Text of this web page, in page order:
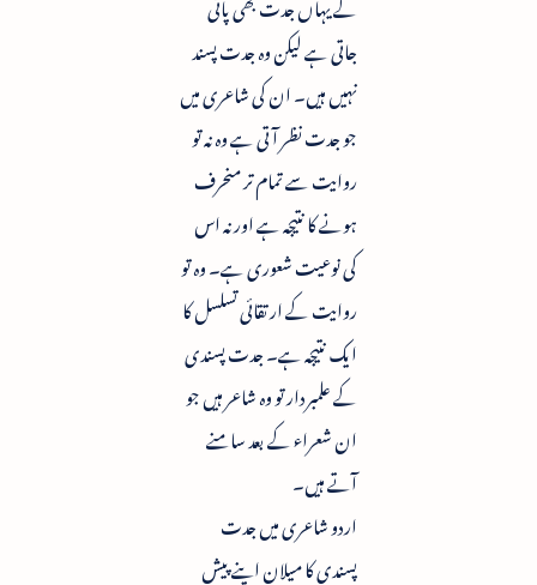
جاتی ہے لیکن وہ جدت پسند
نہیں ہیں۔ ان کی شاعری میں
جو جدت نظر آتی ہے وہ نہ تو
روایت سے تمام تر منحرف
ہونے کا نتیجہ ہے اور نہ اس
کی نوعیت شعوری ہے۔ وہ تو
روایت کے ارتقائی تسلسل کا
ایک نتیجہ ہے۔ جدت پسندی
کے علمبردار تو وہ شاعر ہیں جو
ان شعراء کے بعد سامنے
آتے ہیں۔
اردو شاعری میں جدت
پسندی کا میلان اپنے پیش